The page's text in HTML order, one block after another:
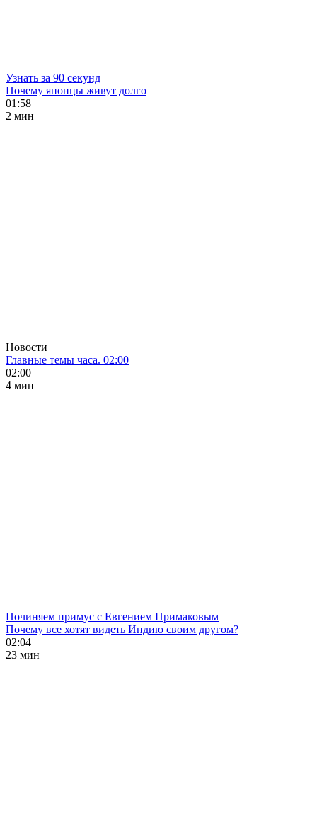
Узнать за 90 секунд
Почему японцы живут долго
01:58
2 мин
Новости
Главные темы часа. 02:00
02:00
4 мин
Починяем примус с Евгением Примаковым
Почему все хотят видеть Индию своим другом?
02:04
23 мин